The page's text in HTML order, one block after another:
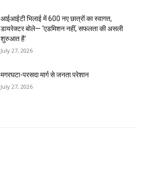
आईआईटी भिलाई में 600 नए छात्रों का स्वागत,
डायरेक्टर बोले— ‘एडमिशन नहीं, सफलता की असली
शुरुआत है’
July 27, 2026
मगरघटा-परसदा मार्ग से जनता परेशान
July 27, 2026